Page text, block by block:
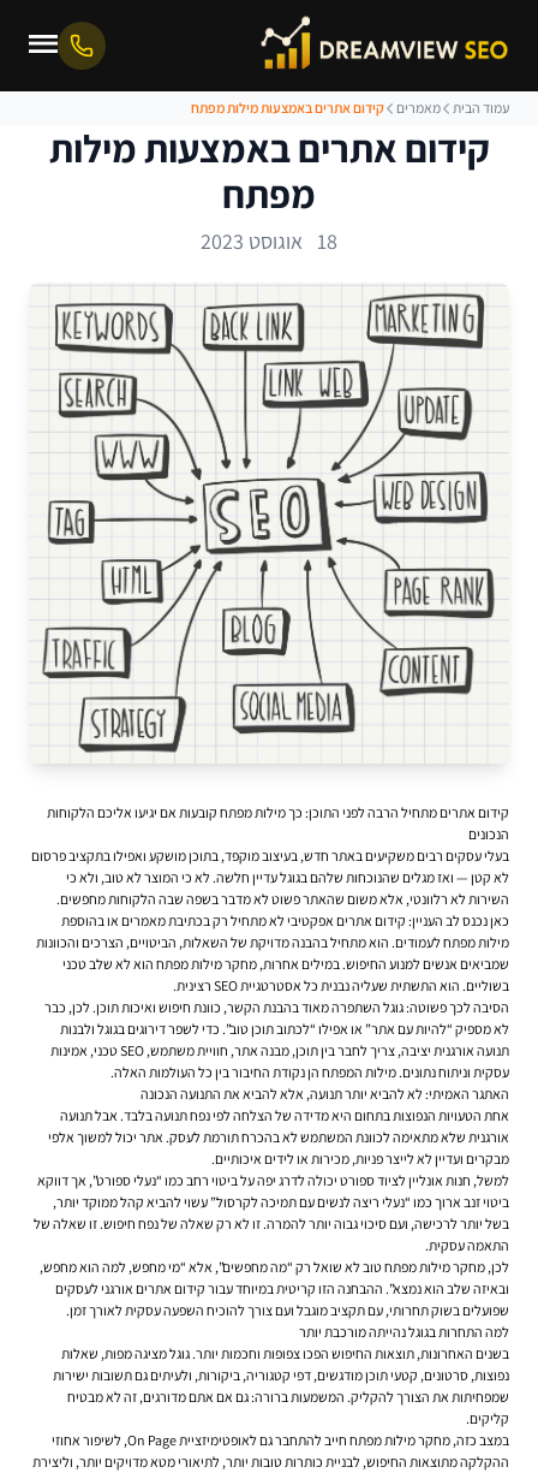
עמוד הבית מאמרים קידום אתרים באמצעות מילות מפתח
קידום אתרים באמצעות מילות
מפתח
18 אוגוסט 2023
קידום אתרים מתחיל הרבה לפני התוכן: כך מילות מפתח קובעות אם יגיעו אליכם הלקוחות
הנכונים
בעלי עסקים רבים משקיעים באתר חדש, בעיצוב מוקפד, בתוכן מושקע ואפילו בתקציב פרסום
לא קטן — ואז מגלים שהנוכחות שלהם בגוגל עדיין חלשה. לא כי המוצר לא טוב, ולא כי
השירות לא רלוונטי, אלא משום שהאתר פשוט לא מדבר בשפה שבה הלקוחות מחפשים.
כאן נכנס לב העניין: קידום אתרים אפקטיבי לא מתחיל רק בכתיבת מאמרים או בהוספת
מילות מפתח לעמודים. הוא מתחיל בהבנה מדויקת של השאלות, הביטויים, הצרכים והכוונות
שמביאים אנשים למנוע החיפוש. במילים אחרות, מחקר מילות מפתח הוא לא שלב טכני
בשוליים. הוא התשתית שעליה נבנית כל אסטרטגיית SEO רצינית.
הסיבה לכך פשוטה: גוגל השתפרה מאוד בהבנת הקשר, כוונת חיפוש ואיכות תוכן. לכן, כבר
לא מספיק “להיות עם אתר” או אפילו “לכתוב תוכן טוב”. כדי לשפר דירוגים בגוגל ולבנות
תנועה אורגנית יציבה, צריך לחבר בין תוכן, מבנה אתר, חוויית משתמש, SEO טכני, אמינות
עסקית וניתוח נתונים. מילות המפתח הן נקודת החיבור בין כל העולמות האלה.
האתגר האמיתי: לא להביא יותר תנועה, אלא להביא את התנועה הנכונה
אחת הטעויות הנפוצות בתחום היא מדידה של הצלחה לפי נפח תנועה בלבד. אבל תנועה
אורגנית שלא מתאימה לכוונת המשתמש לא בהכרח תורמת לעסק. אתר יכול למשוך אלפי
מבקרים ועדיין לא לייצר פניות, מכירות או לידים איכותיים.
למשל, חנות אונליין לציוד ספורט יכולה לדרג יפה על ביטוי רחב כמו “נעלי ספורט”, אך דווקא
ביטוי זנב ארוך כמו “נעלי ריצה לנשים עם תמיכה לקרסול” עשוי להביא קהל ממוקד יותר,
בשל יותר לרכישה, ועם סיכוי גבוה יותר להמרה. זו לא רק שאלה של נפח חיפוש. זו שאלה של
התאמה עסקית.
לכן, מחקר מילות מפתח טוב לא שואל רק “מה מחפשים”, אלא “מי מחפש, למה הוא מחפש,
ובאיזה שלב הוא נמצא”. ההבחנה הזו קריטית במיוחד עבור קידום אתרים אורגני לעסקים
שפועלים בשוק תחרותי, עם תקציב מוגבל ועם צורך להוכיח השפעה עסקית לאורך זמן.
למה התחרות בגוגל נהייתה מורכבת יותר
בשנים האחרונות, תוצאות החיפוש הפכו צפופות וחכמות יותר. גוגל מציגה מפות, שאלות
נפוצות, סרטונים, קטעי תוכן מודגשים, דפי קטגוריה, ביקורות, ולעיתים גם תשובות ישירות
שמפחיתות את הצורך להקליק. המשמעות ברורה: גם אם אתם מדורגים, זה לא מבטיח
קליקים.
במצב כזה, מחקר מילות מפתח חייב להתחבר גם לאופטימיזציית On Page, לשיפור אחוזי
ההקלקה מתוצאות החיפוש, לבניית כותרות טובות יותר, לתיאורי מטא מדויקים יותר, וליצירת